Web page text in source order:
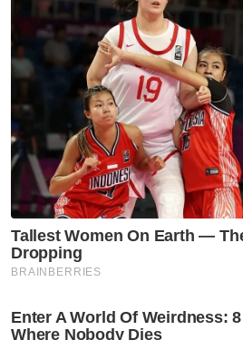
walaupun sedang
memang terbukti mampu
kemalangan.
“Sistem ini lambat
faktor harga. Dahulu,
ada ABS memang mahal
dengan pertumbuhan
merata dunia dan ia sudah
kelengkapan wajib untuk
dunia, harganya telah turun
katanya.